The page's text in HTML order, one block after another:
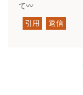
て〰️
引用 返信